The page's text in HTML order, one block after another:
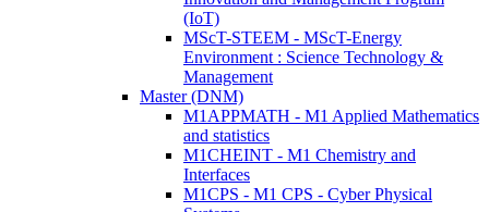
(IoT)
MScT-STEEM - MScT-Energy
Environment : Science Technology &
Management
Master (DNM)
M1APPMATH - M1 Applied Mathematics
and statistics
M1CHEINT - M1 Chemistry and
Interfaces
M1CPS - M1 CPS - Cyber Physical